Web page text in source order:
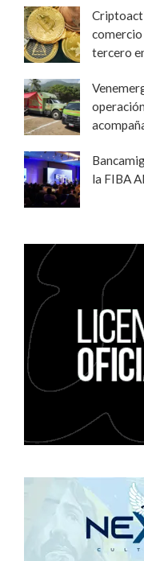
comercio
tercero
la FIBA